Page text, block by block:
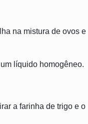
na mistura de ovos e
líquido homogêneo.
a farinha de trigo e o